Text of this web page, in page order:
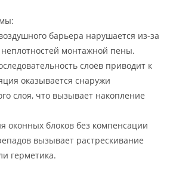
барьера нарушается из-за
монтажной пены.
слоёв приводит к
оказывается снаружи
слоя, что вызывает накопление
оконных блоков без компенсации
вызывает растрескивание
герметика.